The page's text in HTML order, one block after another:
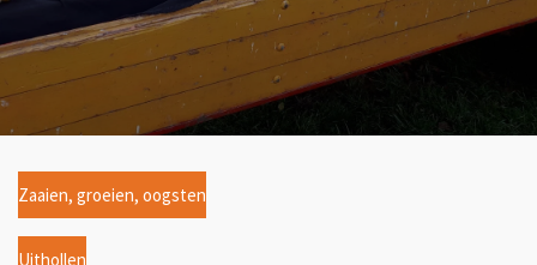
Zaaien, groeien, oogsten
Uithollen